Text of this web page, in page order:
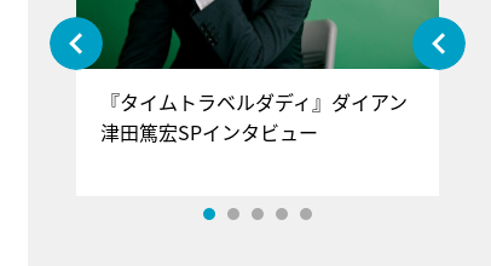
タ
『タイムトラベルダディ』ダイアン
津田篤宏SPインタビュー